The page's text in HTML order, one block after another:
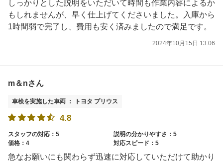
しっかりとした説明をいただいて時間も作業内容によるか
もしれませんが、早く仕上げてくださいました。入庫から
1時間弱で完了し、費用も安く済みましたので満足です。
2024年10月15日 13:06
m＆nさん
車検を実施した車両 ： トヨタ プリウス
4.8
スタッフの対応：5
説明の分かりやすさ：5
価格：4
対応スピード：5
急なお願いにも関わらず迅速に対応していただけて助かり